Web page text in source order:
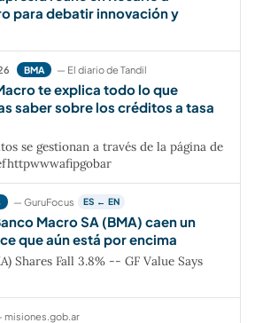
para debatir innovación y
BMA — El diario de Tandil
te explica todo lo que
saber sobre los créditos a tasa
se gestionan a través de la página de
— GuruFocus ES ← EN
Macro SA (BMA) caen un
que aún está por encima
Shares Fall 3.8% -- GF Value Says
misiones.gob.ar